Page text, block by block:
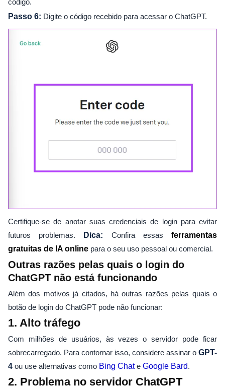
código.
Passo 6: Digite o código recebido para acessar o ChatGPT.
Certifique-se de anotar suas credenciais de login para evitar
futuros problemas.
Dica: Confira essasferramentas
gratuitas de IA online para o seu uso pessoal ou comercial.
Outras razões pelas quais o login do
ChatGPT não está funcionando
Além dos motivos já citados, há outras razões pelas quais o
botão de login do ChatGPT pode não funcionar:
1. Alto tráfego
Com milhões de usuários, às vezes o servidor pode ficar
sobrecarregado. Para contornar isso, considere assinar o GPT-
4 ou use alternativas como Bing Chate Google Bard.
2. Problema no servidor ChatGPT